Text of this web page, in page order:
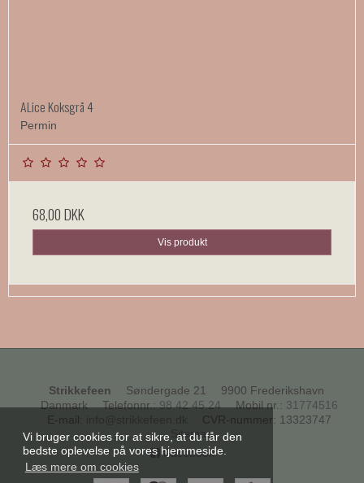
Vi bruger cookies for at sikre, at du får den
bedste oplevelse på vores hjemmeside.
Læs mere om cookies
ALice Koksgrå 4
Permin
68,00 DKK
Vis produkt
Strikkefeen Søndergade 21
9900 Frederikshavn
Danmark
Telefonnr.: 98 42 45 24 Mobil nr. : 31774516
E-mail
CVR-nummer: 13323747
Sitemap
Facebook